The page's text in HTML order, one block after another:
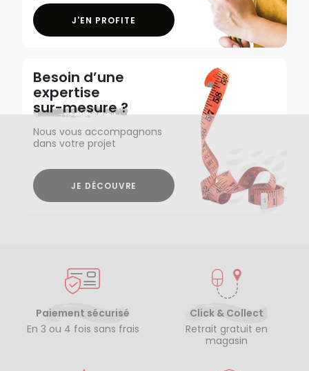
J'EN PROFITE
Besoin d’une
expertise
sur-mesure ?
Nous vous accompagnons
dans votre projet
JE DÉCOUVRE
Paiement sécurisé
En 3 ou 4 fois sans frais
Click & Collect
Retrait gratuit en
magasin